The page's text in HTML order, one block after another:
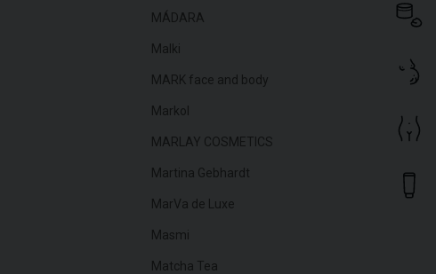
MÁDARA
Malki
MARK face and body
Markol
MARLAY COSMETICS
Martina Gebhardt
MarVa de Luxe
Masmi
Matcha Tea